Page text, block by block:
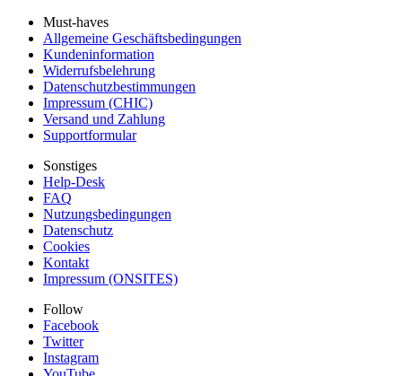
Must-haves
Allgemeine Geschäftsbedingungen
Kundeninformation
Widerrufsbelehrung
Datenschutzbestimmungen
Impressum (CHIC)
Versand und Zahlung
Supportformular
Sonstiges
Help-Desk
FAQ
Nutzungsbedingungen
Datenschutz
Cookies
Kontakt
Impressum (ONSITES)
Follow
Facebook
Twitter
Instagram